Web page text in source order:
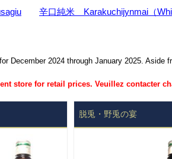
辛口純米 Karakuchijynmai（
December 2024 through January 2025.
store for retail prices. Veuillez contacter
脱兎・野兎の宴